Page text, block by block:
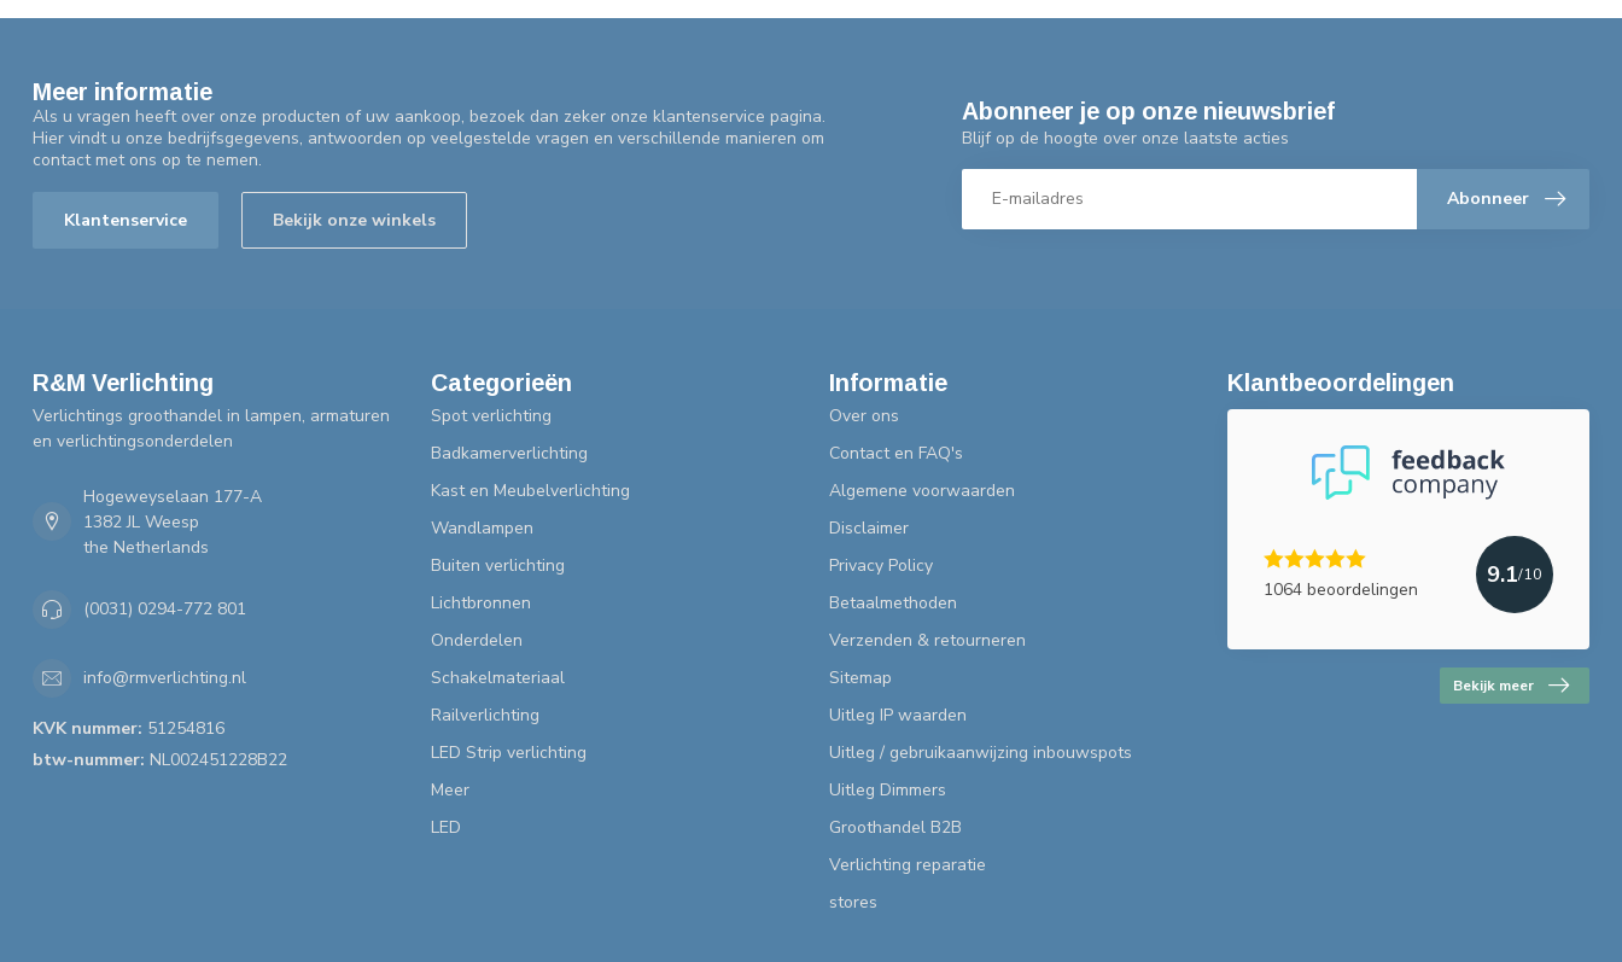
Meer informatie
Als u vragen heeft over onze producten of uw aankoop, bezoek dan zeker onze klantenservice pagina.
Hier vindt u onze bedrijfsgegevens, antwoorden op veelgestelde vragen en verschillende manieren om
contact met ons op te nemen.
Klantenservice Bekijk onze winkels
Abonneer je op onze nieuwsbrief
Blijf op de hoogte over onze laatste acties
Abonneer
R&M Verlichting
Verlichtings groothandel in lampen, armaturen
en verlichtingsonderdelen
Hogeweyselaan 177-A
1382 JL Weesp
the Netherlands
(0031) 0294-772 801
info@rmverlichting.nl
KVK nummer: 51254816
btw-nummer: NL002451228B22
Categorieën
Spot verlichting
Badkamerverlichting
Kast en Meubelverlichting
Wandlampen
Buiten verlichting
Lichtbronnen
Onderdelen
Schakelmateriaal
Railverlichting
LED Strip verlichting
Meer
LED
Informatie
Over ons
Contact en FAQ's
Algemene voorwaarden
Disclaimer
Privacy Policy
Betaalmethoden
Verzenden & retourneren
Sitemap
Uitleg IP waarden
Uitleg / gebruikaanwijzing inbouwspots
Uitleg Dimmers
Groothandel B2B
Verlichting reparatie
stores
Klantbeoordelingen
1064 beoordelingen
9.1/10
Bekijk meer